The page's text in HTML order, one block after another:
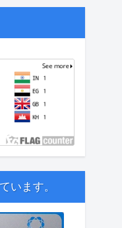
います。